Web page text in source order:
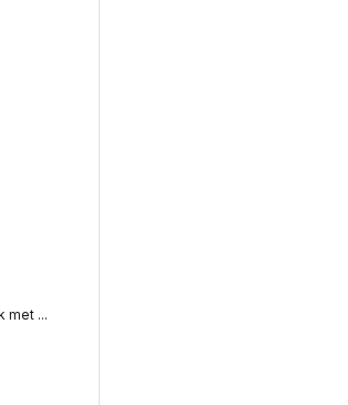
met ...